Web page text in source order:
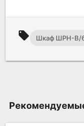
local_offer Шкаф ШРН-В/